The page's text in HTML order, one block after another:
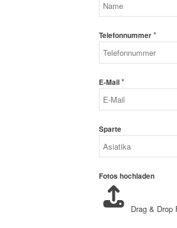
Telefonnummer*
E-Mail*
Sparte
Fotos hochladen
Drag & Drop